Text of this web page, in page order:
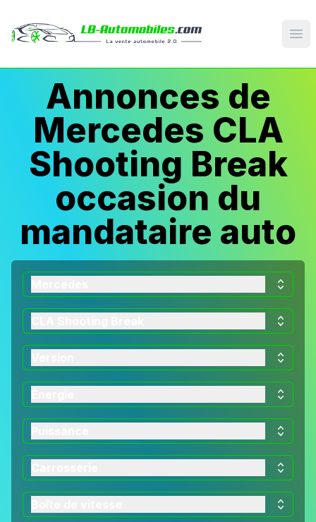
Annonces de
Mercedes CLA
Shooting Break
occasion du
mandataire auto